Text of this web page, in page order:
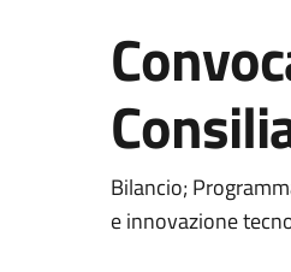
Bilancio;
e innovazione